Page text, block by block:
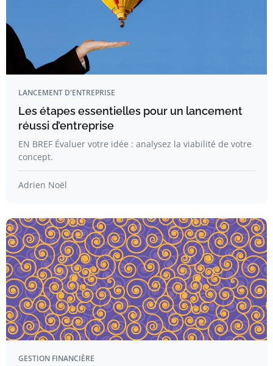
LANCEMENT D'ENTREPRISE
Les étapes essentielles pour un lancement
réussi d’entreprise
EN BREF Évaluer votre idée : analysez la viabilité de votre
concept.
Adrien Noël
GESTION FINANCIÈRE